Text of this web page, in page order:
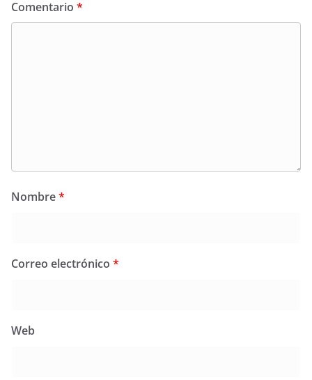
Comentario *
Nombre*
Correo electrónico *
Web